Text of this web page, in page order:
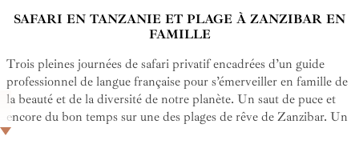
SAFARI EN TANZANIE ET PLAGE À ZANZIBAR EN
FAMILLE
Trois pleines journées de safari privatif encadrées d’un guide
professionnel de langue française pour s’émerveiller en famille de
la beauté et de la diversité de notre planète. Un saut de puce et
encore du bon temps sur une des plages de rêve de Zanzibar. Un
cadeau exceptionnel pour petits et grands !